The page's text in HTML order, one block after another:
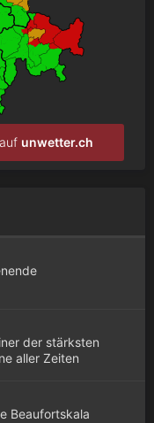
unwetter.ch
der stärksten
aller Zeiten
Beaufortskala